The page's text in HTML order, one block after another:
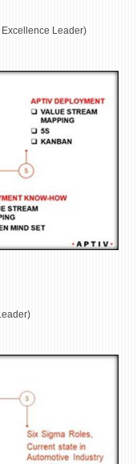
Leader)